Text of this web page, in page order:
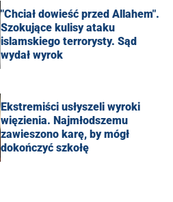
"Chciał dowieść przed Allahem".
Szokujące kulisy ataku
islamskiego terrorysty. Sąd
wydał wyrok
Ekstremiści usłyszeli wyroki
więzienia. Najmłodszemu
zawieszono karę, by mógł
dokończyć szkołę